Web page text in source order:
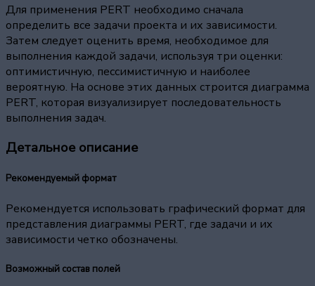
Для применения PERT необходимо сначала
определить все задачи проекта и их зависимости.
Затем следует оценить время, необходимое для
выполнения каждой задачи, используя три оценки:
оптимистичную, пессимистичную и наиболее
вероятную. На основе этих данных строится диаграмма
PERT, которая визуализирует последовательность
выполнения задач.
Детальное описание
Рекомендуемый формат
Рекомендуется использовать графический формат для
представления диаграммы PERT, где задачи и их
зависимости четко обозначены.
Возможный состав полей